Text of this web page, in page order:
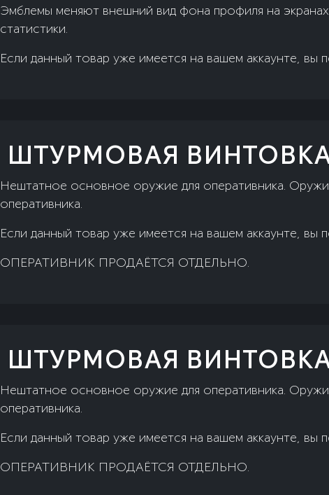
Эмблемы меняют внешний вид фона профиля на
статистики.
Если данный товар уже имеется на вашем аккаунте, вы
ШТУРМОВАЯ
Нештатное основное оружие для оперативника.
оперативника.
Если данный товар уже имеется на вашем аккаунте,
ОПЕРАТИВНИК ПРОДАЁТСЯ ОТДЕЛЬНО.
ШТУРМОВАЯ
Нештатное основное оружие для оперативника.
оперативника.
Если данный товар уже имеется на вашем аккаунте,
ОПЕРАТИВНИК ПРОДАЁТСЯ ОТДЕЛЬНО.